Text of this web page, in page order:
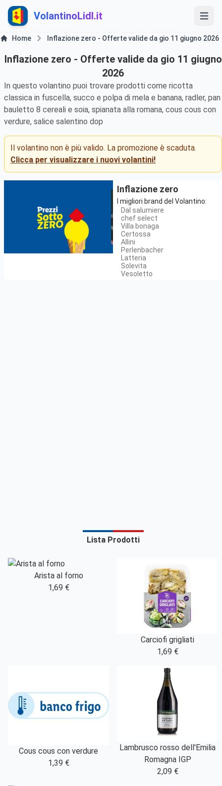
VolantinoLidl.it
Home Inflazione zero - Offerte valide da gio 11 giugno 2026
Inflazione zero - Offerte valide da gio 11 giugno
2026
In questo volantino puoi trovare prodotti come ricotta
classica in fuscella, succo e polpa di mela e banana, radler, pan
bauletto 8 cereali e soia, spianata alla romana, cous cous con
verdure, salice salentino dop
Il volantino non è più valido. La promozione è scaduta.
Clicca per visualizzare i nuovi volantini!
Inflazione zero
I migliori brand del Volantino:
Dal salumiere
chef select
Villa bonaga
Certossa
Allini
Perlenbacher
Latteria
Solevita
Vesoletto
Lista Prodotti
Arista al forno
1,69 €
Carciofi grigliati
1,69 €
Cous cous con verdure
1,39 €
Lambrusco rosso dell'Emilia
Romagna IGP
2,09 €